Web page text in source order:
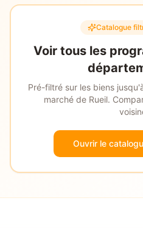
Catalogue
Voir tous les
Pré-filtré sur les biens
marché de Rueil.
Ouvrir le